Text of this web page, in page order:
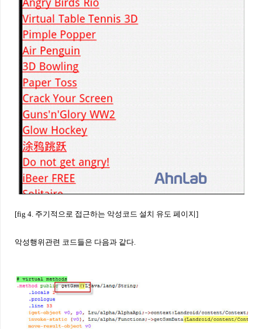
[fig 4. 주기적으로 접근하는 악성코드 설치 유도 페이지]
악성행위관련 코드들은 다음과 같다.